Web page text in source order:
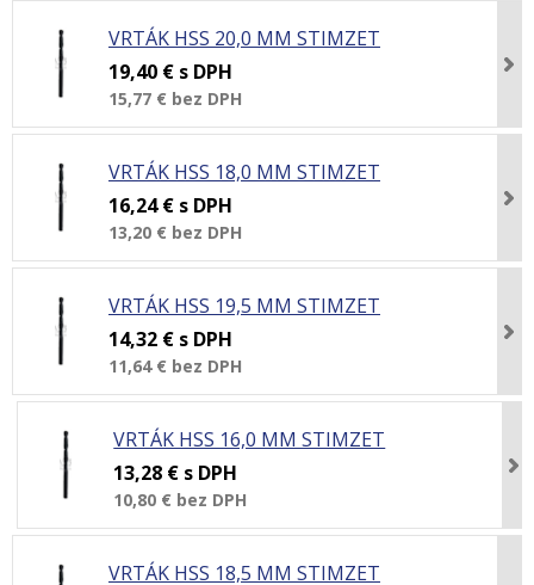
VRTÁK HSS 20,0 MM STIMZET
19,40 € s DPH
15,77 € bez DPH
VRTÁK HSS 18,0 MM STIMZET
16,24 € s DPH
13,20 € bez DPH
VRTÁK HSS 19,5 MM STIMZET
14,32 € s DPH
11,64 € bez DPH
VRTÁK HSS 16,0 MM STIMZET
13,28 € s DPH
10,80 € bez DPH
VRTÁK HSS 18,5 MM STIMZET